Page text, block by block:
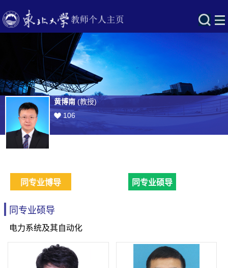
黄博南(教授)
106
同专业博导 同专业硕导
同专业硕导
电力系统及其自动化